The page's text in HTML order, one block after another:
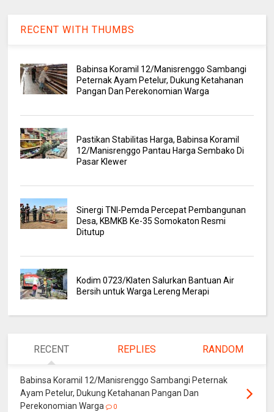
RECENT WITH THUMBS
Babinsa Koramil 12/Manisrenggo Sambangi
Peternak Ayam Petelur, Dukung Ketahanan
Pangan Dan Perekonomian Warga
Pastikan Stabilitas Harga, Babinsa Koramil
12/Manisrenggo Pantau Harga Sembako Di
Pasar Klewer
Sinergi TNI-Pemda Percepat Pembangunan
Desa, KBMKB Ke-35 Somokaton Resmi
Ditutup
Kodim 0723/Klaten Salurkan Bantuan Air
Bersih untuk Warga Lereng Merapi
RECENT REPLIES RANDOM
Babinsa Koramil 12/Manisrenggo Sambangi Peternak
Ayam Petelur, Dukung Ketahanan Pangan Dan
Perekonomian Warga
0